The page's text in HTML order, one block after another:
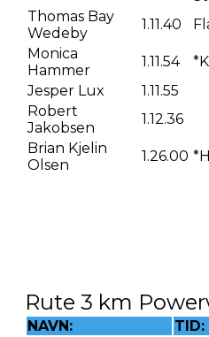
Thomas Bay
Wedeby
1.11.40
Monica
Hammer
1.11.54
Jesper Lux
1.11.55
Robert
Jakobsen
1.12.36
Brian Kjelin
Olsen
1.26.00
Rute 3 km
NAVN: TID: